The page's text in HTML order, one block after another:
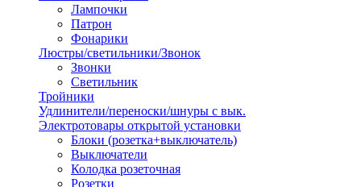
Лампочки
Патрон
Фонарики
Люстры/светильники/Звонок
Звонки
Светильник
Тройники
Удлинители/переноски/шнуры с вык.
Электротовары открытой установки
Блоки (розетка+выключатель)
Выключатели
Колодка розеточная
Розетки